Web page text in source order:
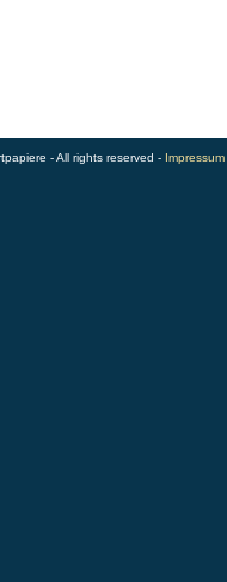
- All rights reserved - Impressum